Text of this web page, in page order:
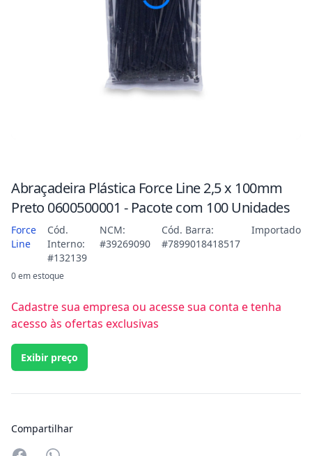
Abraçadeira Plástica Force Line 2,5 x 100mm
Preto 0600500001 - Pacote com 100 Unidades
Force
Line
Cód.
Interno:
#132139
NCM:
#39269090
Cód. Barra:
#7899018418517
Importado
0 em estoque
Cadastre sua empresa ou acesse sua conta e tenha
acesso às ofertas exclusivas
Exibir preço
Compartilhar